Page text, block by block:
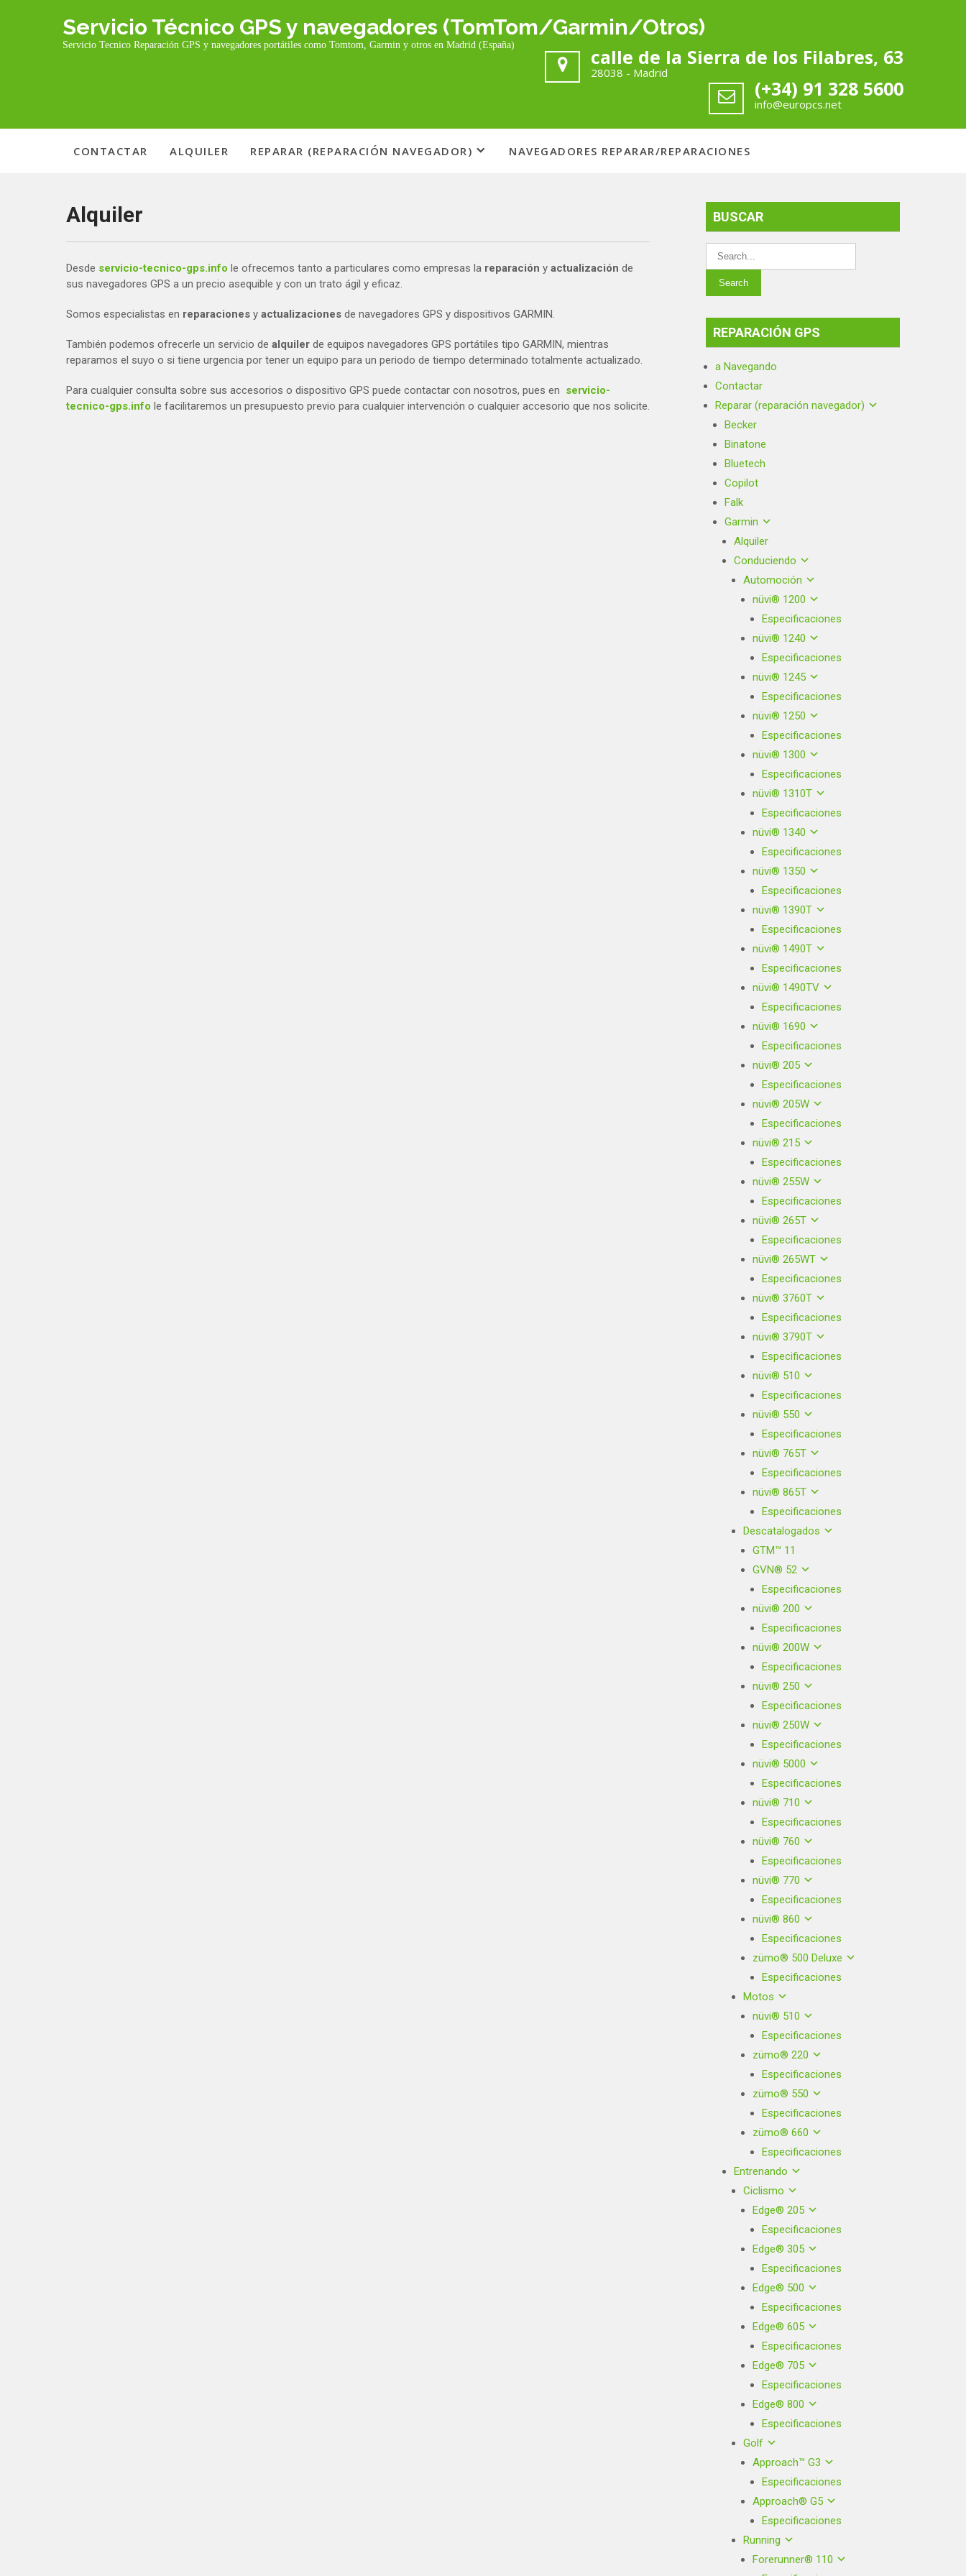
Servicio Técnico GPS y navegadores (TomTom/Garmin/Otros)
Servicio Tecnico Reparación GPS y navegadores portátiles como Tomtom, Garmin y otros en Madrid (España) calle de la Sierra de los Filabres, 63
28038 - Madrid
(+34) 91 328 5600
info@europcs.net
CONTACTAR ALQUILER REPARAR (REPARACIÓN NAVEGADOR) NAVEGADORES REPARAR/REPARACIONES
Alquiler
Desde servicio-tecnico-gps.info le ofrecemos tanto a particulares como empresas la reparación y actualización de
sus navegadores GPS a un precio asequible y con un trato ágil y eficaz.
Somos especialistas en reparaciones y actualizaciones de navegadores GPS y dispositivos GARMIN.
También podemos ofrecerle un servicio de alquiler de equipos navegadores GPS portátiles tipo GARMIN, mientras
reparamos el suyo o si tiene urgencia por tener un equipo para un periodo de tiempo determinado totalmente actualizado.
Para cualquier consulta sobre sus accesorios o dispositivo GPS puede contactar con nosotros, pues en servicio-
tecnico-gps.info le facilitaremos un presupuesto previo para cualquier intervención o cualquier accesorio que nos solicite.
BUSCAR
REPARACIÓN GPS
a Navegando
Contactar
Reparar (reparación navegador)
Becker
Binatone
Bluetech
Copilot
Falk
Garmin
Alquiler
Conduciendo
Automoción
nüvi® 1200
Especificaciones
nüvi® 1240
Especificaciones
nüvi® 1245
Especificaciones
nüvi® 1250
Especificaciones
nüvi® 1300
Especificaciones
nüvi® 1310T
Especificaciones
nüvi® 1340
Especificaciones
nüvi® 1350
Especificaciones
nüvi® 1390T
Especificaciones
nüvi® 1490T
Especificaciones
nüvi® 1490TV
Especificaciones
nüvi® 1690
Especificaciones
nüvi® 205
Especificaciones
nüvi® 205W
Especificaciones
nüvi® 215
Especificaciones
nüvi® 255W
Especificaciones
nüvi® 265T
Especificaciones
nüvi® 265WT
Especificaciones
nüvi® 3760T
Especificaciones
nüvi® 3790T
Especificaciones
nüvi® 510
Especificaciones
nüvi® 550
Especificaciones
nüvi® 765T
Especificaciones
nüvi® 865T
Especificaciones
Descatalogados
GTM™ 11
GVN® 52
Especificaciones
nüvi® 200
Especificaciones
nüvi® 200W
Especificaciones
nüvi® 250
Especificaciones
nüvi® 250W
Especificaciones
nüvi® 5000
Especificaciones
nüvi® 710
Especificaciones
nüvi® 760
Especificaciones
nüvi® 770
Especificaciones
nüvi® 860
Especificaciones
zümo® 500 Deluxe
Especificaciones
Motos
nüvi® 510
Especificaciones
zümo® 220
Especificaciones
zümo® 550
Especificaciones
zümo® 660
Especificaciones
Entrenando
Ciclismo
Edge® 205
Especificaciones
Edge® 305
Especificaciones
Edge® 500
Especificaciones
Edge® 605
Especificaciones
Edge® 705
Especificaciones
Edge® 800
Especificaciones
Golf
Approach™ G3
Especificaciones
Approach® G5
Especificaciones
Running
Forerunner® 110